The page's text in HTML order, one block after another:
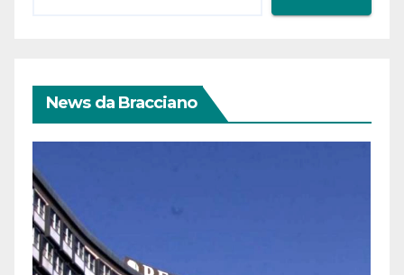
News da Bracciano